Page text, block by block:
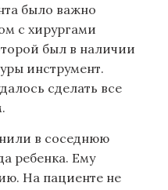
было важно
с хирургами
был в наличии
инструмент.
сделать все
в соседнюю
ребенка. Ему
На пациенте не